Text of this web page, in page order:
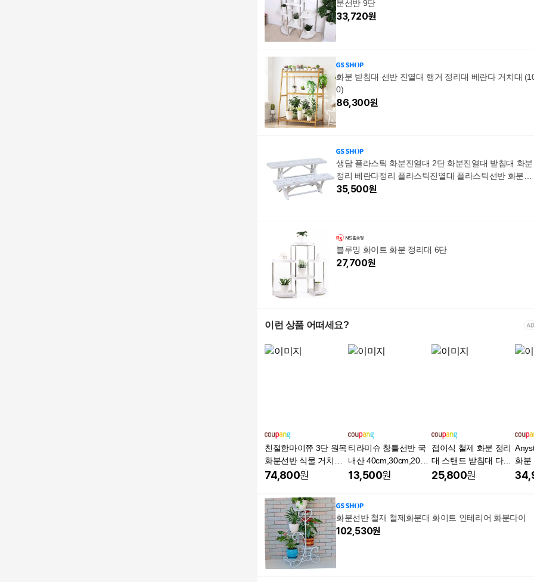
분선반 9단
33,720원
화분 받침대 선반 진열대 행거 정리대 베란다 거치대
0)
86,300원
생담 플라스틱 화분진열대 2단 화분진열대 받침대 화분
정리 베란다정리 플라스틱진열대 플라스틱선반 화분전
시 화분진열 2단진열대 3단진열대
35,500원
블루밍 화이트 화분 정리대 6단
27,700원
이런 상품 어떠세요?
친절한마이쮸 3단 원목
화분선반 식물 거치대
진열대 정리대
74,800원
티라미슈 창틀선반 국
내산 40cm,30cm,20cm
두께 8-21mm창틀사용
크화이트
13,500원
접이식 철제 화분 정리
대 스탠드 받침대 다이
베란다 식물 화분선반
25,800원
화분
화분선반 철재 철제화분대 화이트 인테리어 화분다이
102,530원